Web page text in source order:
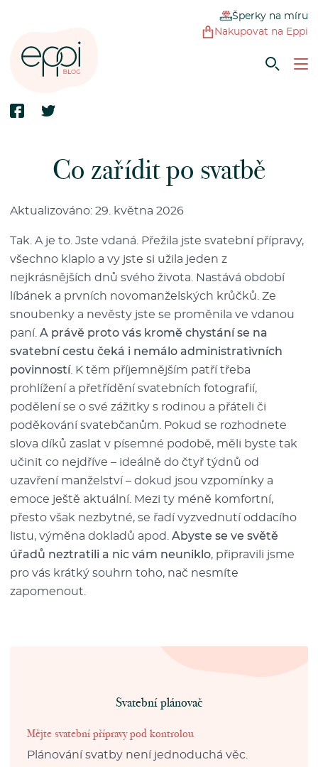
Šperky na míru
Nakupovat na Eppi
Co zařídit po svatbě
Aktualizováno: 29. května 2026
Tak. A je to. Jste vdaná. Přežila jste svatební přípravy,
všechno klaplo a vy jste si užila jeden z
nejkrásnějších dnů svého života. Nastává období
líbánek a prvních novomanželských krůčků. Ze
snoubenky a nevěsty jste se proměnila ve vdanou
paní. A právě proto vás kromě chystání se na
svatební cestu čeká i nemálo administrativních
povinností . K těm příjemnějším patří třeba
prohlížení a přetřídění svatebních fotografií,
podělení se o své zážitky s rodinou a přáteli či
poděkování svatebčanům. Pokud se rozhodnete
slova díků zaslat v písemné podobě, měli byste tak
učinit co nejdříve – ideálně do čtyř týdnů od
uzavření manželství – dokud jsou vzpomínky a
emoce ještě aktuální. Mezi ty méně komfortní,
přesto však nezbytné, se řadí vyzvednutí oddacího
listu, výměna dokladů apod. Abyste se ve světě
úřadů neztratili a nic vám neuniklo, připravili jsme
pro vás krátký souhrn toho, nač nesmíte
zapomenout.
Svatební plánovač
Mějte svatební přípravy pod kontrolou
Plánování svatby není jednoduchá věc.